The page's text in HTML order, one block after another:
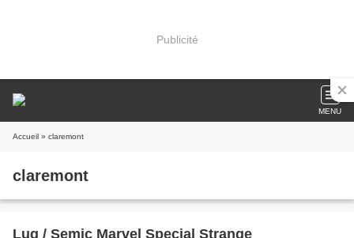
Publicité
MENU
Accueil » claremont
claremont
Lug / Semic Marvel Special Strange